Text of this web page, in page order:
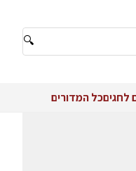
🔍
לחגיםכל המדורים